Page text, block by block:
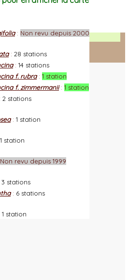
: Non revu depuis 2000
: 28 stations
: 14 stations
f. rubra: 1 station
f. zimmermanii: 1 station
2 stations
: 1 station
1 station
Non revu depuis 1999
3 stations
: 6 stations
1 station